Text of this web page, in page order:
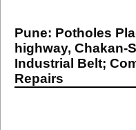
Pune: Potholes
highway, Chakan-
Industrial Belt;
Repairs